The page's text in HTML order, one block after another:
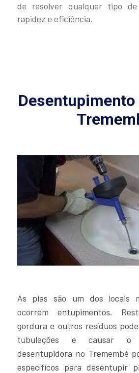
de resolver qualquer tipo
rapidez e eficiência.
As pias são um dos locais
ocorrem entupimentos.
gordura e outros resíduos
tubulações e causar o
desentupidora no Tremembé
específicos para desentupir